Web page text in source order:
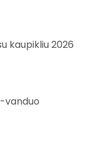
kaupikliu 2026
vanduo